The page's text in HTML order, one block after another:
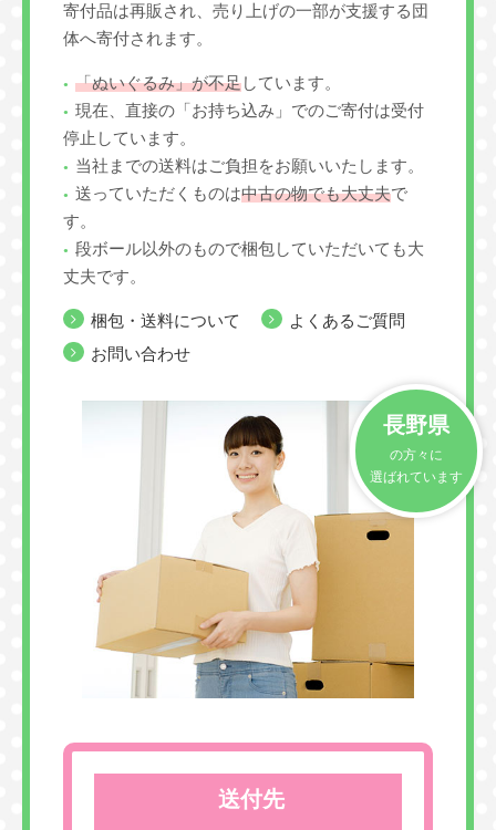
寄付品は再販され、売り上げの一部が支援する団
体へ寄付されます。
「ぬいぐるみ」が不足しています。
現在、直接の「お持ち込み」でのご寄付は受付
停止しています。
当社までの送料はご負担をお願いいたします。
送っていただくものは中古の物でも大丈夫で
す。
段ボール以外のもので梱包していただいても大
丈夫です。
梱包・送料について
よくあるご質問
お問い合わせ
長野県
の方々に
選ばれています
送付先